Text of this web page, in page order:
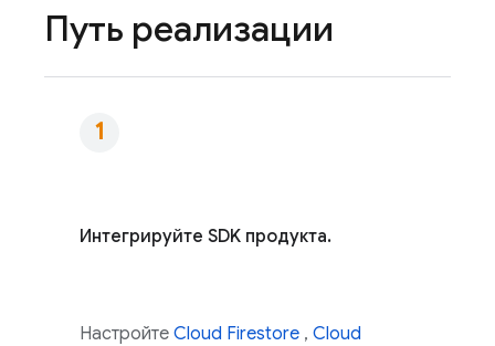
Путь реализации
Интегрируйте SDK продукта.
Настройте Cloud Firestore , Cloud